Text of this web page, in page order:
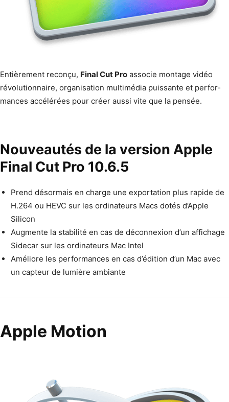
Entière­ment reconçu, Final Cut Pro asso­cie mon­tage vidéo
révo­lu­tion­naire, organ­i­sa­tion mul­ti­mé­dia puis­sante et per­for­
mances accélérées pour créer aus­si vite que la pensée.
Nouveautés de la version Apple
Final Cut Pro 10.6.5
Prend désor­mais en charge une expor­ta­tion plus rapi­de de
H.264 ou HEVC sur les ordi­na­teurs Macs dotés d’Apple
Silicon
Aug­mente la sta­bil­ité en cas de décon­nex­ion d’un affichage
Side­car sur les ordi­na­teurs Mac Intel
Améliore les per­for­mances en cas d’édition d’un Mac avec
un cap­teur de lumière ambiante
Apple Motion